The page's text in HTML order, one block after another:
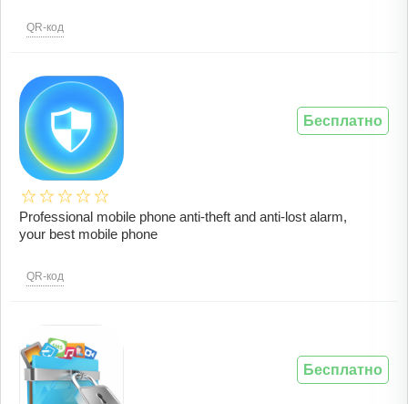
QR-код
Professional mobile phone anti-theft and anti-lost alarm,
your best mobile phone
QR-код
Бесплатно
Бесплатно